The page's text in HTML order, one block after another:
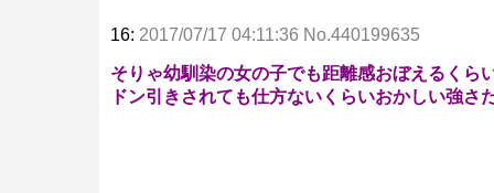
16: 2017/07/17 04:11:36 No.440199635
そりゃ幼馴染の女の子でも距離感おぼえるくら
ドン引きされても仕方ないくらいおかしい強